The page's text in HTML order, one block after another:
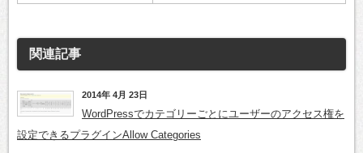
関連記事
2014年 4月 23日
WordPressでカテゴリーごとにユーザーのアクセス権を
設定できるプラグインAllow Categories